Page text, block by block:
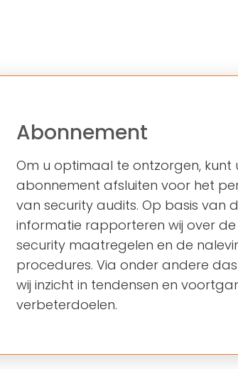
STRATEGIE
Security Audits
AVG Quick Scan
INSIDE
Visie
MVO
Abonnement
Om u optimaal te ontzorgen, kunt
abonnement afsluiten voor het
van security audits. Op basis van
informatie rapporteren wij over
security maatregelen en de
procedures. Via onder andere
wij inzicht in tendensen en
verbeterdoelen.